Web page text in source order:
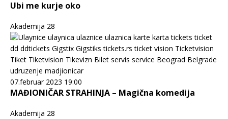
Ubi me kurje oko
Akademija 28
07.februar 2023 19:00
MAĐIONIČAR STRAHINJA – Magična komedija
Akademija 28